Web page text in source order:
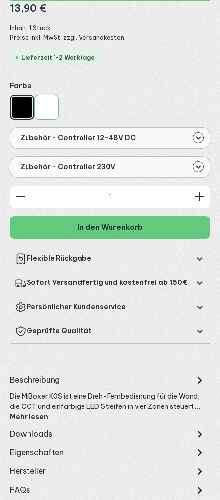
Regulärer Preis:
13,90 €
Inhalt: 1 Stück
Preise inkl. MwSt. zzgl. Versandkosten
Lieferzeit 1-2 Werktage
Farbe
Zubehör - Controller 12-48V DC
Zubehör - Controller 230V
Produkt Anzahl: Gib den gewünschten Wert ein
In den Warenkorb
Flexible Rückgabe
Sofort Versandfertig und kostenfrei ab 150€
Persönlicher Kundenservice
Geprüfte Qualität
Beschreibung
Die MiBoxer K0S ist eine Dreh-Fernbedienung für die Wand,
die CCT und einfarbige LED Streifen in vier Zonen steuert.…
Mehr lesen
Downloads
Eigenschaften
Hersteller
FAQs